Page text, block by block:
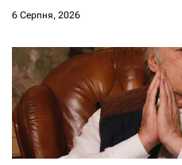
6 Серпня, 2026